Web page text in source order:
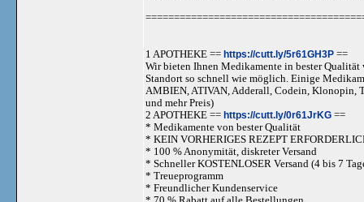
1 APOTHEKE == https://cutt.ly/5r61GH3P ==
Wir bieten Ihnen Medikamente in bester
Standort so schnell wie möglich. Einige
AMBIEN, ATIVAN, Adderall, Codein, Klonopin,
und mehr Preis)
2 APOTHEKE == https://cutt.ly/0r61JrKG ==
* Medikamente von bester Qualität
* KEIN VORHERIGES REZEPT
* 100 % Anonymität, diskreter Versand
* Schneller KOSTENLOSER Versand (4 bis 7
* Treueprogramm
* Freundlicher Kundenservice